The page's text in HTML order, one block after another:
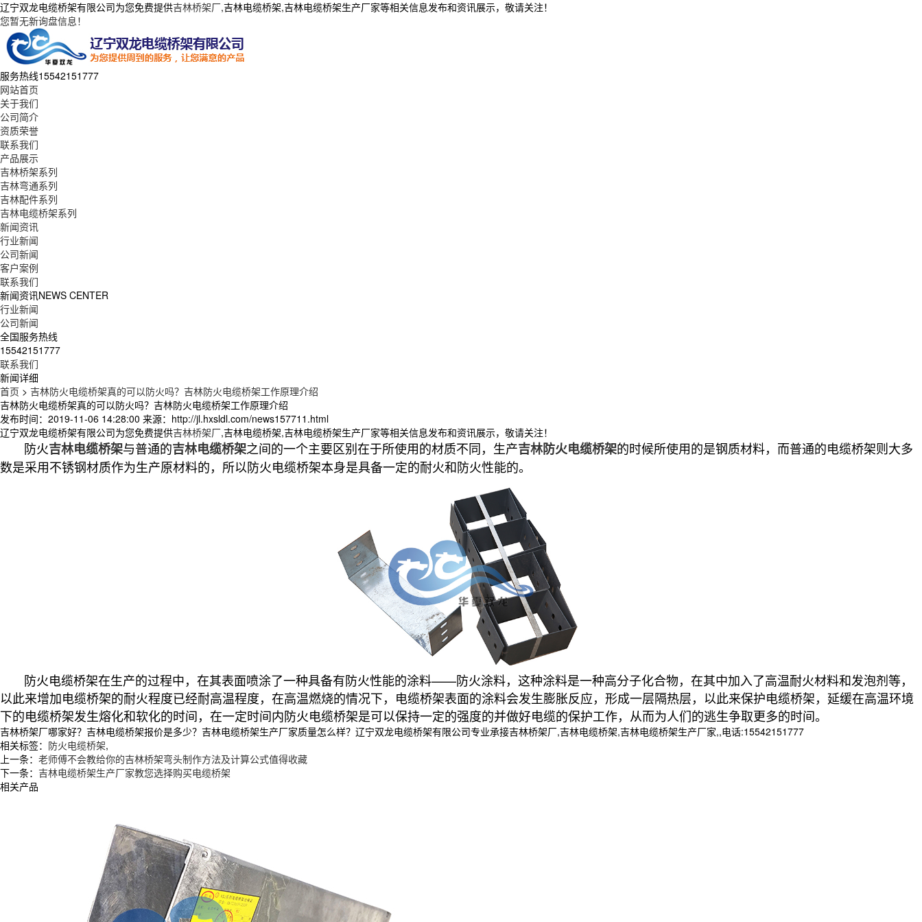
辽宁双龙电缆桥架有限公司为您免费提供吉林桥架厂,吉林电缆桥架,吉林电缆桥架生产厂家等相关信息发布和资讯展示，敬请关注！
您暂无新询盘信息！
服务热线15542151777
网站首页
关于我们
公司简介
资质荣誉
联系我们
产品展示
吉林桥架系列
吉林弯通系列
吉林配件系列
吉林电缆桥架系列
新闻资讯
行业新闻
公司新闻
客户案例
联系我们
新闻资讯NEWS CENTER
行业新闻
公司新闻
全国服务热线
15542151777
联系我们
新闻详细
首页 > 吉林防火电缆桥架真的可以防火吗？吉林防火电缆桥架工作原理介绍
吉林防火电缆桥架真的可以防火吗？吉林防火电缆桥架工作原理介绍
发布时间：2019-11-06 14:28:00 来源：http://jl.hxsldl.com/news157711.html
辽宁双龙电缆桥架有限公司为您免费提供吉林桥架厂,吉林电缆桥架,吉林电缆桥架生产厂家等相关信息发布和资讯展示，敬请关注！
防火吉林电缆桥架与普通的吉林电缆桥架之间的一个主要区别在于所使用的材质不同，生产吉林防火电缆桥架的时候所使用的是钢质材料，而普通的电缆桥架则大多
数是采用不锈钢材质作为生产原材料的，所以防火电缆桥架本身是具备一定的耐火和防火性能的。
防火电缆桥架在生产的过程中，在其表面喷涂了一种具备有防火性能的涂料——防火涂料，这种涂料是一种高分子化合物，在其中加入了高温耐火材料和发泡剂等，
以此来增加电缆桥架的耐火程度已经耐高温程度，在高温燃烧的情况下，电缆桥架表面的涂料会发生膨胀反应，形成一层隔热层，以此来保护电缆桥架，延缓在高温环境
下的电缆桥架发生熔化和软化的时间，在一定时间内防火电缆桥架是可以保持一定的强度的并做好电缆的保护工作，从而为人们的逃生争取更多的时间。
吉林桥架厂哪家好？吉林电缆桥架报价是多少？吉林电缆桥架生产厂家质量怎么样？辽宁双龙电缆桥架有限公司专业承接吉林桥架厂,吉林电缆桥架,吉林电缆桥架生产厂家,,电话:15542151777
相关标签： 防火电缆桥架,
上一条： 老师傅不会教给你的吉林桥架弯头制作方法及计算公式值得收藏
下一条： 吉林电缆桥架生产厂家教您选择购买电缆桥架
相关产品